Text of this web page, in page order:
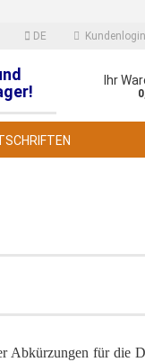
DE Kundenlogin
Ihr
Abkürzungen für die